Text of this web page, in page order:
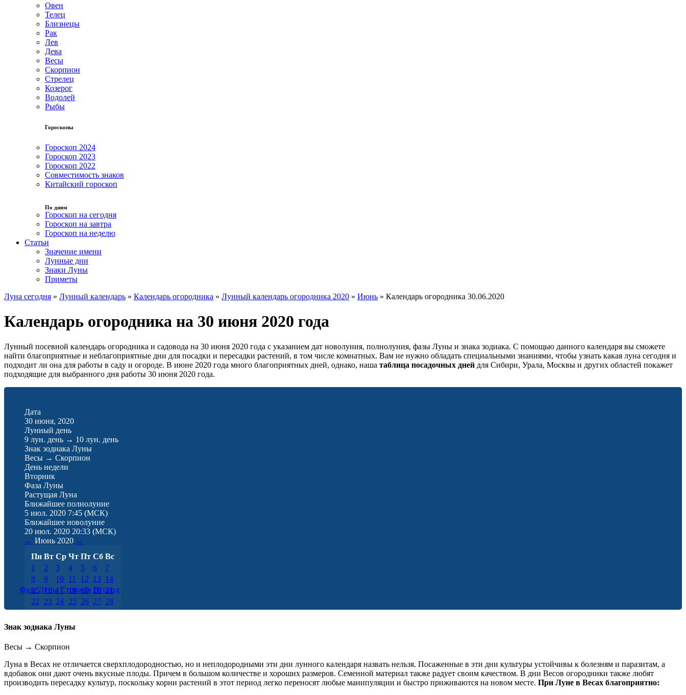
Овен
Телец
Близнецы
Рак
Лев
Дева
Весы
Скорпион
Стрелец
Козерог
Водолей
Рыбы
Гороскопы
Гороскоп 2024
Гороскоп 2023
Гороскоп 2022
Совместимость знаков
Китайский гороскоп
По дням
Гороскоп на сегодня
Гороскоп на завтра
Гороскоп на неделю
Статьи
Значение имени
Лунные дни
Знаки Луны
Приметы
Луна сегодня » Лунный календарь » Календарь огородника » Лунный календарь огородника 2020 » Июнь » Календарь огородника 30.06.2020
Календарь огородника на 30 июня 2020 года
Лунный посевной календарь огородника и садовода на 30 июня 2020 года с указанием дат новолуния, полнолуния, фазы Луны и знака зодиака. С помощью данного календаря вы сможете
найти благоприятные и неблагоприятные дни для посадки и пересадки растений, в том числе комнатных. Вам не нужно обладать специальными знаниями, чтобы узнать какая луна сегодня и
подходит ли она для работы в саду и огороде. В июне 2020 года много благоприятных дней, однако, наша таблица посадочных дней для Сибири, Урала, Москвы и других областей покажет
подходящие для выбранного дня работы 30 июня 2020 года.
Дата
30 июня, 2020
Лунный день
9 лун. день → 10 лун. день
Знак зодиака Луны
Весы → Скорпион
День недели
Вторник
Фаза Луны
Растущая Луна
Ближайшее полнолуние
5 июл. 2020 7:45 (МСК)
Ближайшее новолуние
20 июл. 2020 20:33 (МСК)
← Июнь 2020 →
Пн Вт Ср Чт Пт Сб Вс
1
2 3 4 5 6
7
8
9 10 11 12 13 14
15 16 17 18 19 20 21
22
23 24 25 26 27 28
29 30
Фаза Луны Стрижка Огород
Знак зодиака Луны
Весы → Скорпион
Луна в Весах не отличается сверхплодородностью, но и неплодородными эти дни лунного календаря назвать нельзя. Посаженные в эти дни культуры устойчивы к болезням и паразитам, а
вдобавок они дают очень вкусные плоды. Причем в большом количестве и хороших размеров. Семенной материал также радует своим качеством. В дни Весов огородники также любят
производить пересадку культур, поскольку корни растений в этот период легко переносят любые манипуляции и быстро приживаются на новом месте. При Луне в Весах благоприятно: